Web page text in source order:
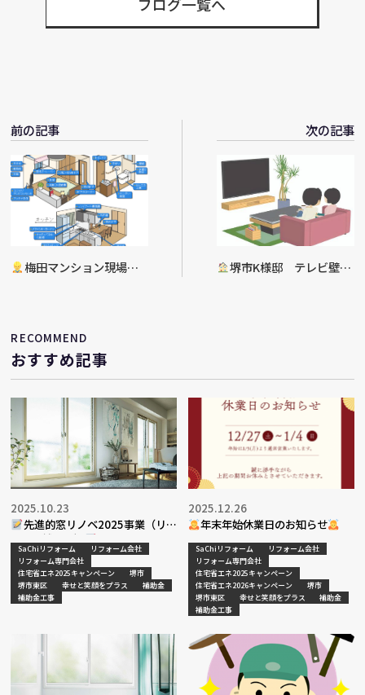
前の記事
梅田マンション現場
次の記事
堺市K様邸 テレビ壁掛
RECOMMEND
おすすめ記事
先進的窓リノベ2025事業（リフ
ォーム補助金）
2025.10.23
SaChiリフォーム
リフォーム会社
リフォーム専門会社
住宅省エネ2025キャンペーン
堺市
堺市東区
幸せと笑顔をプラス
補助金
補助金工事
年末年始休業日のお知らせ
2025.12.26
SaChiリフォーム
リフォーム会社
リフォーム専門会社
住宅省エネ2025キャンペーン
住宅省エネ2026キャンペーン
堺市
堺市東区
幸せと笑顔をプラス
補助金
補助金工事